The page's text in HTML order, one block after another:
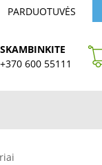
PARDUOTUVĖS
SKAMBINKITE
+370 600 55111